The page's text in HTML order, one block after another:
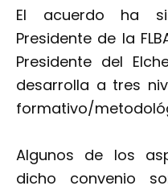
El acuerdo ha
Presidente de la
Presidente del
desarrolla a tres
formativo/
Algunos de los
dicho convenio